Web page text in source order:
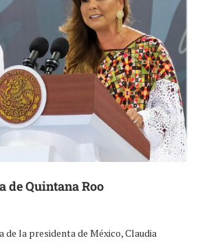
de Quintana Roo
de la presidenta de México, Claudia